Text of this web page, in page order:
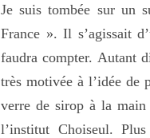
Je suis tombée sur un
France ». Il s’agissait
faudra compter. Autant
très motivée à l’idée de
verre de sirop à la
l’institut Choiseul.